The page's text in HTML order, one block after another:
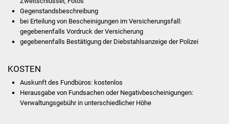
Gesundheit und Notfall
Hitzewarnung / UV-
Gegenstandsbeschreibung
bei Erteilung von Bescheinigungen im Versicherungsfall:
gegebenenfalls Vordruck der Versicherung
gegebenenfalls Bestätigung der Diebstahlsanzeige der Polizei
KOSTEN
Auskunft des Fundbüros: kostenlos
Herausgabe von Fundsachen oder Negativbescheinigungen:
Verwaltungsgebühr in unterschiedlicher Höhe